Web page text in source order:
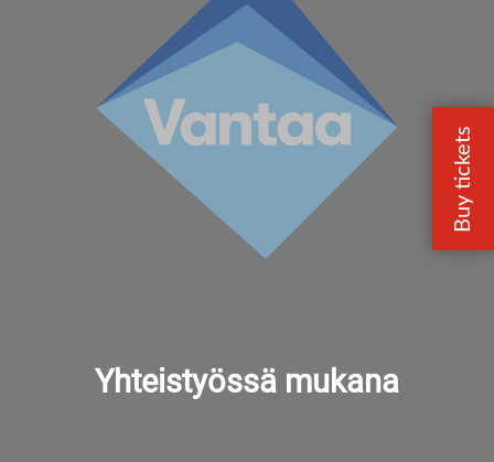
Yhteistyössä mukana